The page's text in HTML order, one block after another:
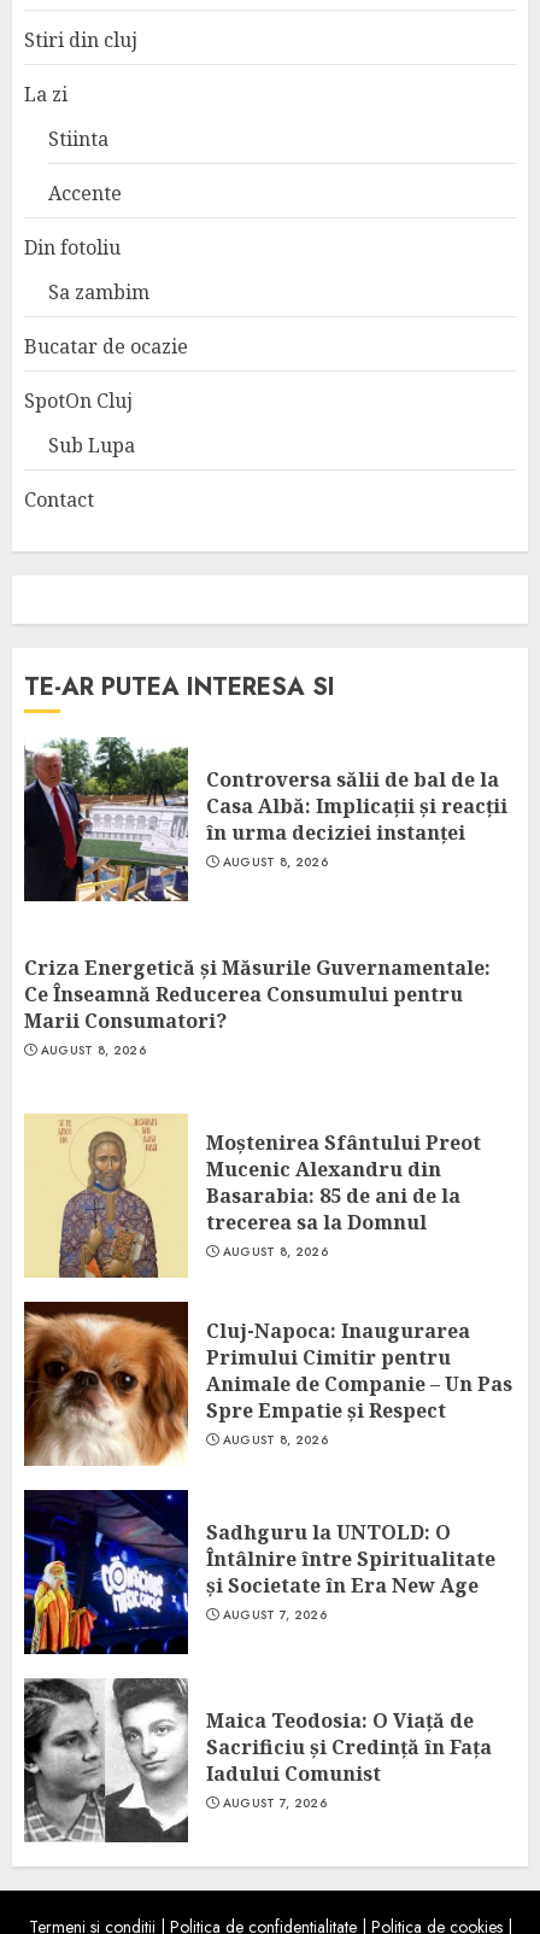
Stiri din cluj
La zi
Stiinta
Accente
Din fotoliu
Sa zambim
Bucatar de ocazie
SpotOn Cluj
Sub Lupa
Contact
TE-AR PUTEA INTERESA SI
Controversa sălii de bal de la
Casa Albă: Implicații și reacții
în urma deciziei instanței
AUGUST 8, 2026
Criza Energetică și Măsurile Guvernamentale:
Ce Înseamnă Reducerea Consumului pentru
Marii Consumatori?
AUGUST 8, 2026
Moștenirea Sfântului Preot
Mucenic Alexandru din
Basarabia: 85 de ani de la
trecerea sa la Domnul
AUGUST 8, 2026
Cluj-Napoca: Inaugurarea
Primului Cimitir pentru
Animale de Companie – Un Pas
Spre Empatie și Respect
AUGUST 8, 2026
Sadhguru la UNTOLD: O
Întâlnire între Spiritualitate
și Societate în Era New Age
AUGUST 7, 2026
Maica Teodosia: O Viață de
Sacrificiu și Credință în Fața
Iadului Comunist
AUGUST 7, 2026
Termeni si conditii | Politica de confidentialitate| Politica de cookies|